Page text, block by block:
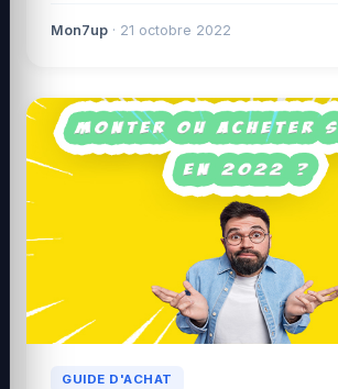
Mon7up · 21 octobre 2022
GUIDE D'ACHAT